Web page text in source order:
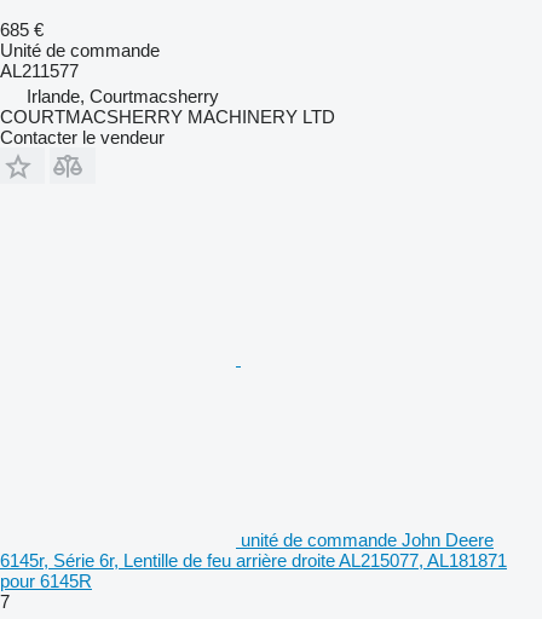
685 €
Unité de commande
AL211577
Irlande, Courtmacsherry
COURTMACSHERRY MACHINERY LTD
Contacter le vendeur
unité de commande John Deere
6145r, Série 6r, Lentille de feu arrière droite AL215077, AL181871
pour 6145R
7